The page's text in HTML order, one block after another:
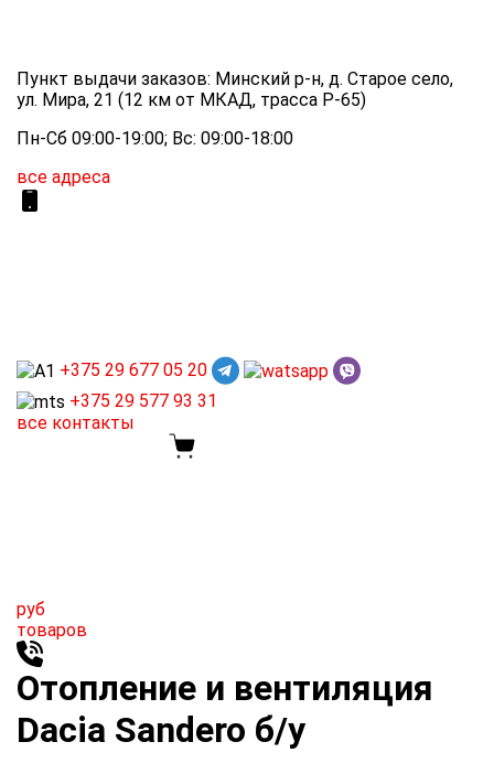
Пункт выдачи заказов: Минский р-н, д. Старое село,
ул. Мира, 21 (12 км от МКАД, трасса P-65)
Пн-Сб 09:00-19:00; Вс: 09:00-18:00
все адреса
+375 29 677 05 20
+375 29 577 93 31
все контакты
руб
товаров
Отопление и вентиляция
Dacia Sandero б/у